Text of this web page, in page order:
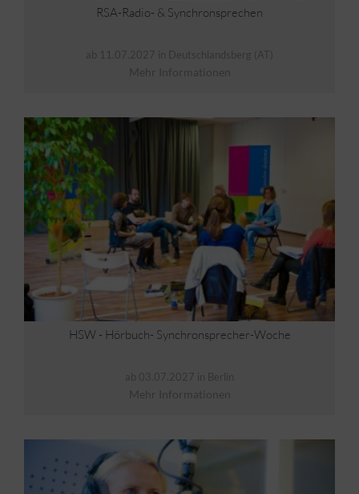
RSA-Radio- & Synchronsprechen
ab 11.07.2027 in Deutschlandsberg (AT)
Mehr Informationen
HSW - Hörbuch- Synchronsprecher-Woche
ab 03.07.2027 in Berlin
Mehr Informationen